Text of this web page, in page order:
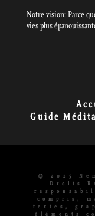
Notre vision: Parce
vies plus
Guide
© 2025
Droits
compris,
textes,
éléments